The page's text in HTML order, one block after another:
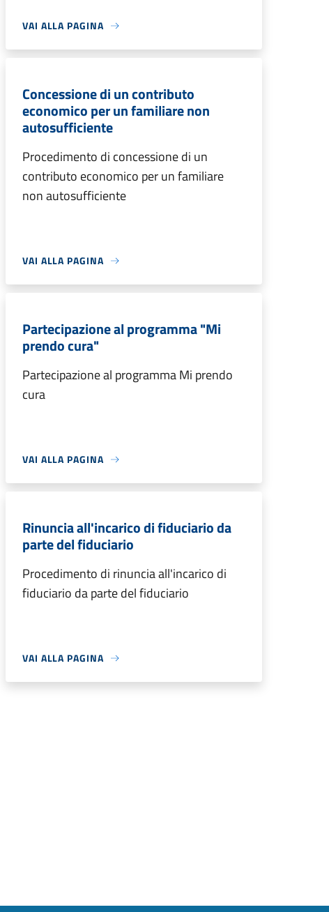
VAI ALLA PAGINA
Concessione di un contributo
economico per un familiare non
autosufficiente
Procedimento di concessione di un
contributo economico per un familiare
non autosufficiente
VAI ALLA PAGINA
Partecipazione al programma "Mi
prendo cura"
Partecipazione al programma Mi prendo
cura
VAI ALLA PAGINA
Rinuncia all'incarico di fiduciario da
parte del fiduciario
Procedimento di rinuncia all'incarico di
fiduciario da parte del fiduciario
VAI ALLA PAGINA